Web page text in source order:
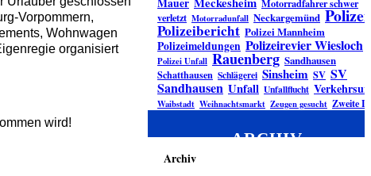
Vorpommern,
Wohnwagen
organisiert
wird!
Mauer
Motorradfahrer schwer
verletzt Motorradunfall Neckargemünd Polizei
Polizeibericht Polizei Mannheim
Polizeimeldungen Polizeirevier Wiesloch
Polizei Unfall Rauenberg Sandhausen
Schatthausen Schlägerei Sinsheim SV SV
Sandhausen Unfall Unfallflucht
Waibstadt Weihnachtsmarkt Zeugen gesucht Zweite
ARCHIV
Archiv